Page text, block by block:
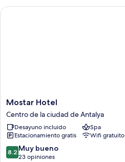
ciudad
Mostar
Hotel
Centro
de
la
ciudad
de
Mostar Hotel
Centro de la ciudad de Antalya
Desayuno incluido
Spa
Estacionamiento gratis
Wifi gratuito
8.2
de
8.2 Muy bueno
23 opiniones
Mostar Hotel